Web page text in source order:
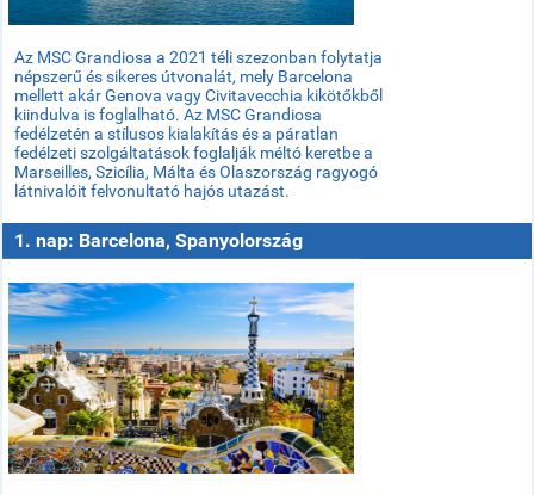
Az MSC Grandiosa a 2021 téli szezonban folytatja
népszerű és sikeres útvonalát, mely Barcelona
mellett akár Genova vagy Civitavecchia kikötőkből
kiindulva is foglalható. Az MSC Grandiosa
fedélzetén a stílusos kialakítás és a páratlan
fedélzeti szolgáltatások foglalják méltó keretbe a
Marseilles, Szicília, Málta és Olaszország ragyogó
látnivalóit felvonultató hajós utazást.
1. nap: Barcelona, Spanyolország